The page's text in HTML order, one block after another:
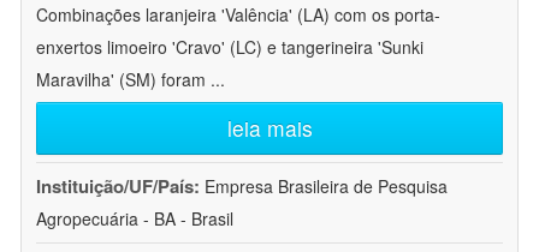
Combinações laranjeira 'Valência' (LA) com os porta-
enxertos limoeiro 'Cravo' (LC) e tangerineira 'Sunki
Maravilha' (SM) foram ...
leia mais
Instituição/UF/País: Empresa Brasileira de Pesquisa
Agropecuária - BA - Brasil